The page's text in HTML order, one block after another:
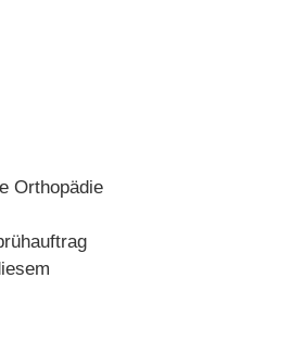
Orthopädie